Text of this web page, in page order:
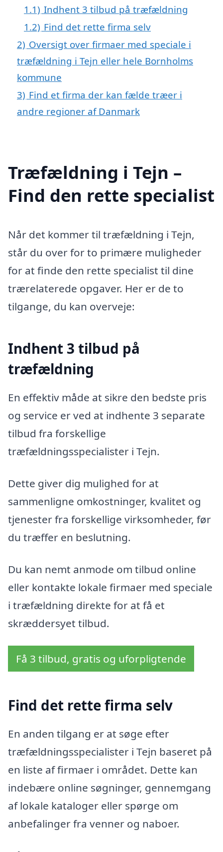
1.1) Indhent 3 tilbud på træfældning
1.2) Find det rette firma selv
2) Oversigt over firmaer med speciale i
træfældning i Tejn eller hele Bornholms
kommune
3) Find et firma der kan fælde træer i
andre regioner af Danmark
Træfældning i Tejn –
Find den rette specialist
Når det kommer til træfældning i Tejn,
står du over for to primære muligheder
for at finde den rette specialist til dine
trærelaterede opgaver. Her er de to
tilgange, du kan overveje:
Indhent 3 tilbud på
træfældning
En effektiv måde at sikre den bedste pris
og service er ved at indhente 3 separate
tilbud fra forskellige
træfældningsspecialister i Tejn.
Dette giver dig mulighed for at
sammenligne omkostninger, kvalitet og
tjenester fra forskellige virksomheder, før
du træffer en beslutning.
Du kan nemt anmode om tilbud online
eller kontakte lokale firmaer med speciale
i træfældning direkte for at få et
skræddersyet tilbud.
Få 3 tilbud, gratis og uforpligtende
Find det rette firma selv
En anden tilgang er at søge efter
træfældningsspecialister i Tejn baseret på
en liste af firmaer i området. Dette kan
indebære online søgninger, gennemgang
af lokale kataloger eller spørge om
anbefalinger fra venner og naboer.